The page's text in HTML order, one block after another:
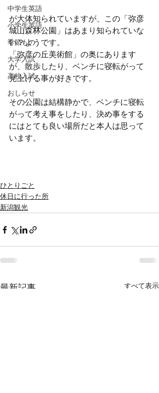
中学生英語
小学生英語
季節もの
大学入試
高校入試
おしらせ
が大体知られていますが、この「弥彦
城山森林公園」はあまり知られていな
い？ようです。
「弥彦の丘美術館」の奥にあります
が、散歩したり、ベンチに寝転がって
見上げる事が好きです。
その公園は結構静かで、ベンチに寝転
がって考え事をしたり、決め事をする
にはとても良い場所だと本人は思って
います。
ひとりごと
休日に行った所
新潟観光
最新記事 すべて表示